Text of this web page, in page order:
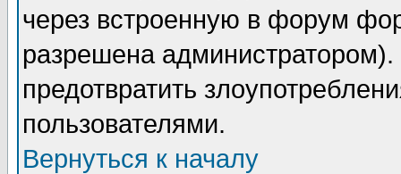
через встроенную в форум
разрешена
предотвратить
пользователями.
Вернуться к началу